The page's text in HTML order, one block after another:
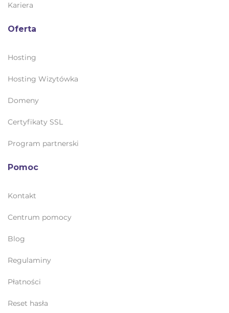
Kariera
Oferta
Hosting
Hosting Wizytówka
Domeny
Certyfikaty SSL
Program partnerski
Pomoc
Kontakt
Centrum pomocy
Blog
Regulaminy
Płatności
Reset hasła